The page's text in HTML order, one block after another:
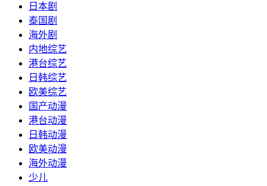
日本剧
泰国剧
海外剧
内地综艺
港台综艺
日韩综艺
欧美综艺
国产动漫
港台动漫
日韩动漫
欧美动漫
海外动漫
少儿